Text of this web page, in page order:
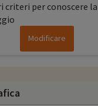
criteri per conoscere
Modificare